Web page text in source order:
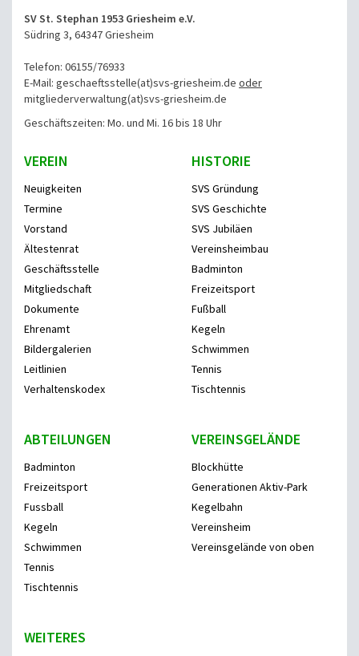
SV St. Stephan 1953 Griesheim e.V.
Südring 3, 64347 Griesheim
Telefon: 06155/76933
E-Mail: geschaeftsstelle(at)svs-griesheim.de oder
mitgliederverwaltung(at)svs-griesheim.de
Geschäftszeiten: Mo. und Mi. 16 bis 18 Uhr
VEREIN
Neuigkeiten
Termine
Vorstand
Ältestenrat
Geschäftsstelle
Mitgliedschaft
Dokumente
Ehrenamt
Bildergalerien
Leitlinien
Verhaltenskodex
HISTORIE
SVS Gründung
SVS Geschichte
SVS Jubiläen
Vereinsheimbau
Badminton
Freizeitsport
Fußball
Kegeln
Schwimmen
Tennis
Tischtennis
ABTEILUNGEN
Badminton
Freizeitsport
Fussball
Kegeln
Schwimmen
Tennis
Tischtennis
VEREINSGELÄNDE
Blockhütte
Generationen Aktiv-Park
Kegelbahn
Vereinsheim
Vereinsgelände von oben
WEITERES